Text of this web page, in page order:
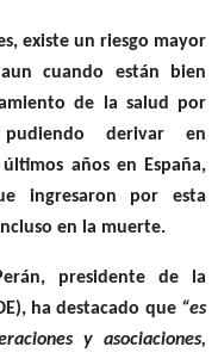
existe un riesgo mayor
cuando están bien
de la salud por
derivar en
años en España,
ingresaron por esta
en la muerte.
presidente de la
, ha destacado que “es
y asociaciones,